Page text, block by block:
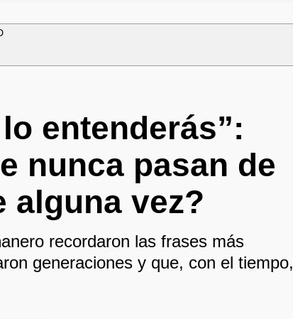
entenderás”:
nunca pasan de
alguna vez?
recordaron las frases más
generaciones y que, con el tiempo,